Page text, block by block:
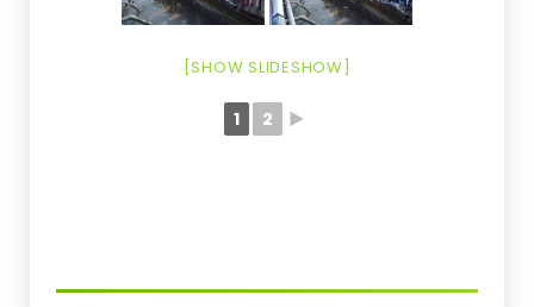
[SHOW SLIDESHOW]
1 2 ►